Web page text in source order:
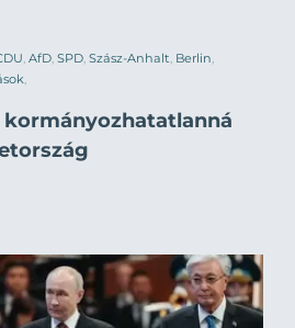
AfD SPD Szász-Anhalt Berlin
kormányozhatatlanná